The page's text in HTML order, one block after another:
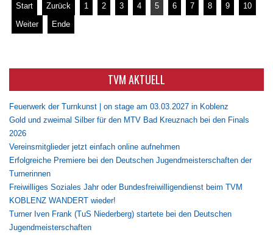
Start Zurück 1 2 3 4 5 6 7 8 9
10
Weiter
Ende
TVM AKTUELL
Feuerwerk der Turnkunst | on stage am 03.03.2027 in Koblenz
Gold und zweimal Silber für den MTV Bad Kreuznach bei den Finals
2026
Vereinsmitglieder jetzt einfach online aufnehmen
Erfolgreiche Premiere bei den Deutschen Jugendmeisterschaften der
Turnerinnen
Freiwilliges Soziales Jahr oder Bundesfreiwilligendienst beim TVM
KOBLENZ WANDERT wieder!
Turner Iven Frank (TuS Niederberg) startete bei den Deutschen
Jugendmeisterschaften